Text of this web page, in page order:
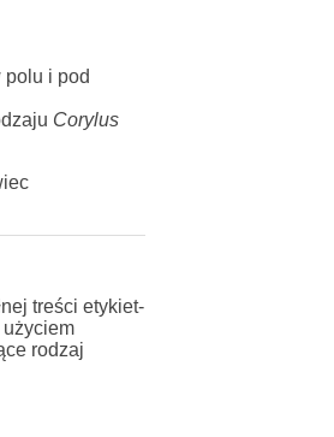
i pod
Corylus
treści etykiet-
rodzaj